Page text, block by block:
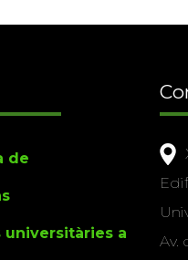
de
universitàries a
Av.